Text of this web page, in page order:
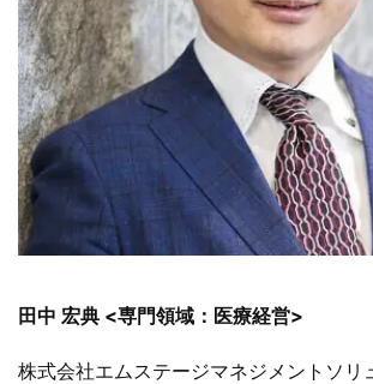
田中 宏典 <専門領域：医療経営>
株式会社エムステージマネジメントソリ